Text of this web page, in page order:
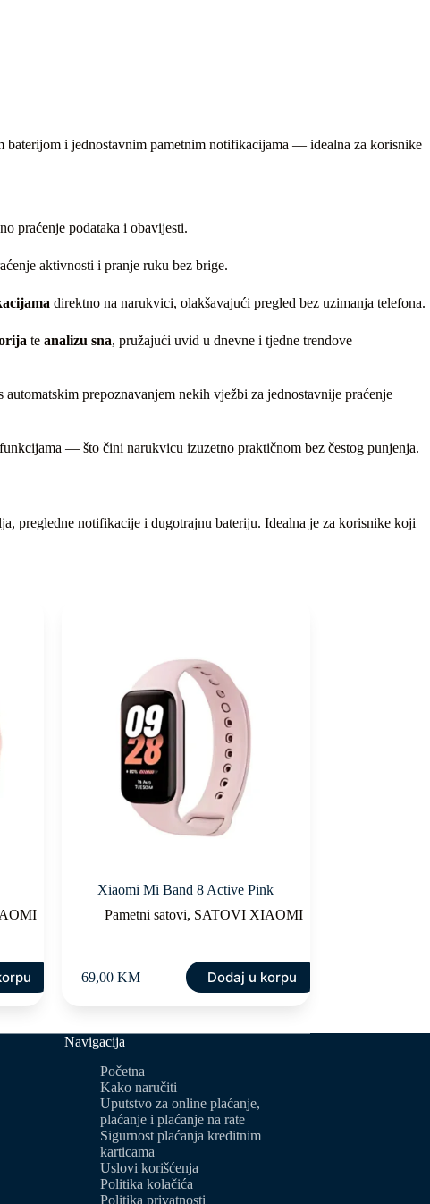
baterijom i jednostavnim pametnim notifikacijama — idealna za korisnike
praćenje podataka i obavijesti.
aktivnosti i pranje ruku bez brige.
direktno na narukvici, olakšavajući pregled bez uzimanja telefona.
te analizu sna, pružajući uvid u dnevne i tjedne trendove
prepoznavanjem nekih vježbi za jednostavnije praćenje
— što čini narukvicu izuzetno praktičnom bez čestog punjenja.
pregledne notifikacije i dugotrajnu bateriju. Idealna je za korisnike koji
Xiaomi Mi Band 8 Active Pink
Pametni satovi, SATOVI XIAOMI
69,00 KM Dodaj u korpu
Navigacija
Početna
Kako naručiti
Uputstvo za online plaćanje,
plaćanje i plaćanje na rate
Sigurnost plaćanja kreditnim
karticama
Uslovi korišćenja
Politika kolačića
Politika privatnosti